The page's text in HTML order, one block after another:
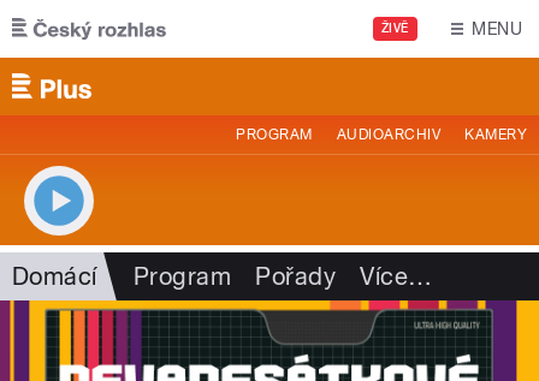
Přejít k hlavnímu obsahu
ŽIVĚ MENU
PROGRAM AUDIOARCHIV KAMERY
Domácí Program Pořady Více…